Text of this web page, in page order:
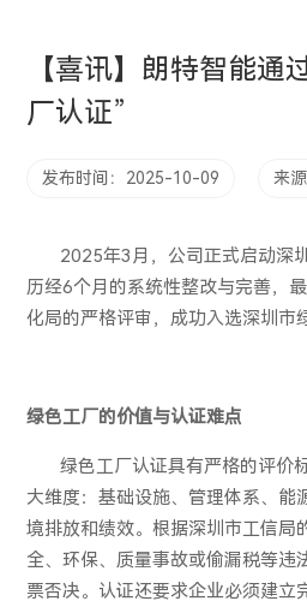
【喜讯】朗特智能通
厂认证”
发布时间：2025-10-09 来
2025年3月，公司正式启动深
历经6个月的系统性整改与完善，
化局的严格评审，成功入选深圳市
绿色工厂的价值与认证难点
绿色工厂认证具有严格的评价
大维度：基础设施、管理体系、能
境排放和绩效。根据深圳市工信局
全、环保、质量事故或偷漏税等违
票否决。认证还要求企业必须建立